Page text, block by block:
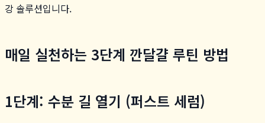
강 솔루션입니다.
매일 실천하는 3단계 깐달걀 루틴 방법
1단계: 수분 길 열기 (퍼스트 세럼)